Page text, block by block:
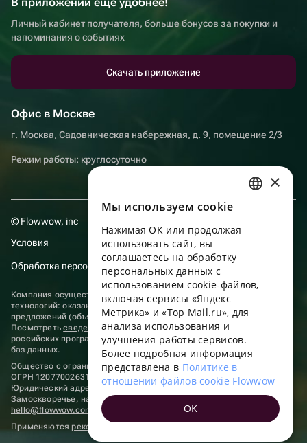
Личный кабинет получателя, больше бонусов за покупки и
напоминания о событиях
Скачать приложение
Офис в Москве
г. Москва, Садовническая набережная, д. 9, помещение 2/3
Режим работы: круглосуточно
© Flowwow, inc
Условия
Обработка персональных данных
Компания осуществляет деятельность в области информационных
технологий: оказание услуг в сети “Интернет” по размещению
предложений (объявлений) продавцов о реализации товаров.
Посмотретьсведения о программах, включенных в реестр
российских программ для электронных вычислительных машин и
баз данных.
Общество с ограниченной ответственностью «ФЛАУВАУ»
ОГРН 1207700263198, ИНН 9702020445
Юридический адрес: г. Москва, вн.тер. г. Муниципальный округ
Замоскворечье, наб. Садовническая, д. 9, помещ. 2/3.
hello@flowwow.com
8 800 555-16-15
Применяютсярекомендательные технологии
ENGLISH
UKRAINIAN
PORTUGUESE
FRENCH
TURKISH
×
Мы используем сookie
Нажимая ОК или продолжая
использовать сайт, вы
соглашаетесь на обработку
персональных данных с
использованием cookie-файлов,
включая сервисы «Яндекс
Метрика» и «Top Mail.ru», для
анализа использования и
улучшения работы сервисов.
Более подробная информация
представлена в Политике в
отношении файлов cookie Flowwow
OK